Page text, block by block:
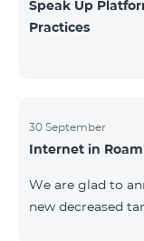
Speak Up
Practices
30 September
Internet in
We are glad to
new decreased